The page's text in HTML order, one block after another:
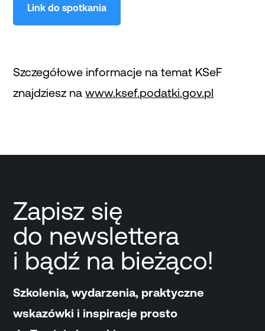
Link do spotkania
Szczegółowe informacje na temat KSeF
znajdziesz nawww.ksef.podatki.gov.pl
Zapisz się
do newslettera
i bądź na bieżąco!
Szkolenia, wydarzenia, praktyczne
wskazówki i inspiracje prosto